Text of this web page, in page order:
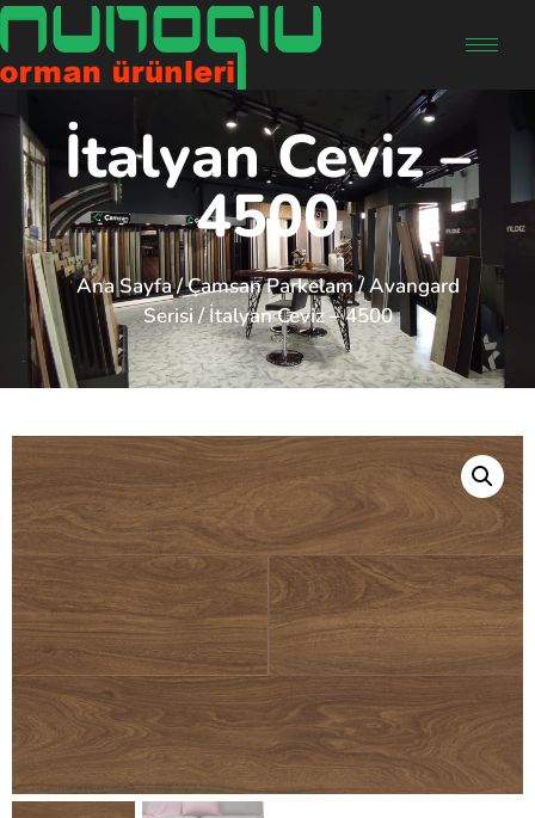
İtalyan Ceviz –
4500
Ana Sayfa/Çamsan Parkelam/Avangard
Serisi/ İtalyan Ceviz – 4500